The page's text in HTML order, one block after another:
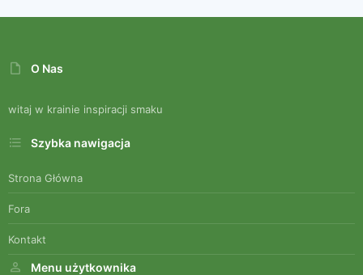
O Nas
witaj w krainie inspiracji smaku
Szybka nawigacja
Strona Główna
Fora
Kontakt
Menu użytkownika